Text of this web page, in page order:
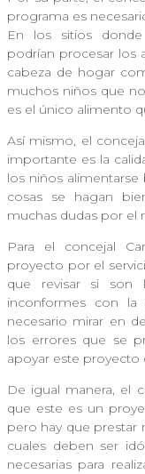
programa es
En los sitios donde
podrían procesar los
cabeza de hogar
muchos niños que
es el único alimento
Así mismo, el
importante es la
los niños alimentarse
cosas se hagan
muchas dudas por el
Para el concejal
proyecto por el
que revisar si son
inconformes con
necesario mirar en
los errores que se
apoyar este proyecto
De igual manera, el
que este es un
pero hay que prestar
cuales deben ser
necesarias para